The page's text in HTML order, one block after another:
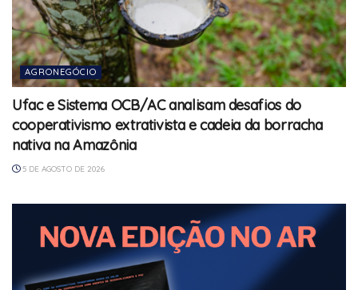
AGRONEGÓCIO
Ufac e Sistema OCB/AC analisam desafios do
cooperativismo extrativista e cadeia da borracha
nativa na Amazônia
5 DE AGOSTO DE 2026